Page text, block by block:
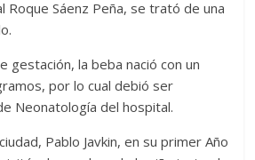
Roque Sáenz Peña, se trató de una
gestación, la beba nació con un
por lo cual debió ser
Neonatología del hospital.
Pablo Javkin, en su primer Año